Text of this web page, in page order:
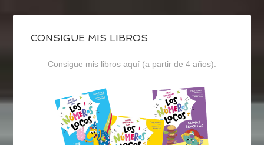
CONSIGUE MIS LIBROS
Consigue mis libros aquí (a partir de 4 años):